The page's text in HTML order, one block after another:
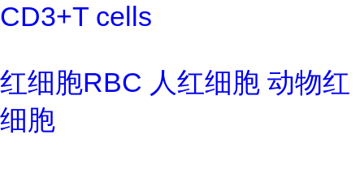
CD3+T cells
红细胞RBC 人红细胞 动物红
细胞